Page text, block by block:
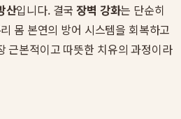
산입니다. 결국장벽 강화는 단순히
몸 본연의 방어 시스템을 회복하고
근본적이고 따뜻한 치유의 과정이라